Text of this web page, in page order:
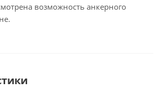
возможность анкерного